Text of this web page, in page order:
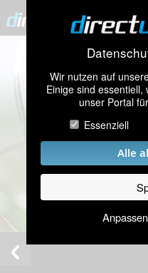
Wir nutzen auf
Einige sind
unser Portal
Essenziell
Alle